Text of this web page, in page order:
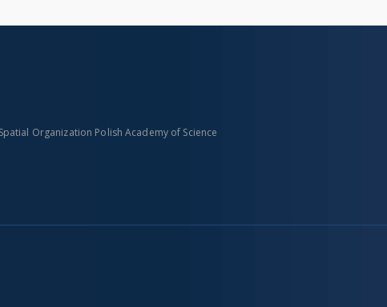
Organization Polish Academy of Science